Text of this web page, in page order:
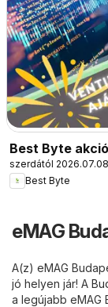
Best Byte
szerdától
Best Byte
eMAG
A(z) eMAG
jó helyen jár! A
a legújabb eMAG